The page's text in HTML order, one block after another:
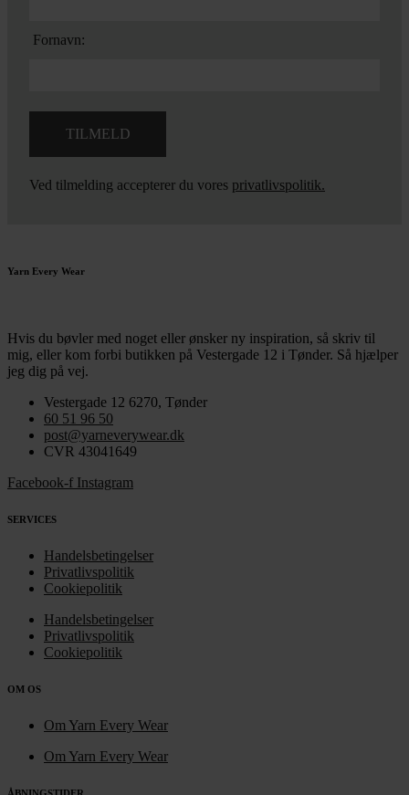
Fornavn:
Ved tilmelding accepterer du vores privatlivspolitik.
Yarn Every Wear
Hvis du bøvler med noget eller ønsker ny inspiration, så skriv til
mig, eller kom forbi butikken på Vestergade 12 i Tønder. Så hjælper
jeg dig på vej.
Vestergade 12 6270, Tønder
60 51 96 50
post@yarneverywear.dk
CVR 43041649
Facebook-f Instagram
SERVICES
Handelsbetingelser
Privatlivspolitik
Cookiepolitik
Handelsbetingelser
Privatlivspolitik
Cookiepolitik
OM OS
Om Yarn Every Wear
Om Yarn Every Wear